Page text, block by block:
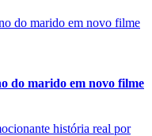
do marido em novo filme